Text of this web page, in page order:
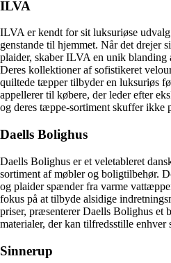
ILVA
ILVA er kendt for sit luksuriøse
genstande til hjemmet. Når det drejer
plaider, skaber ILVA en unik blanding
Deres kollektioner af sofistikeret
quiltede tæpper tilbyder en luksuriøs
appellerer til købere, der leder efter
og deres tæppe-sortiment skuffer ikke
Daells Bolighus
Daells Bolighus er et veletableret
sortiment af møbler og boligtilbehør.
og plaider spænder fra varme
fokus på at tilbyde alsidige
priser, præsenterer Daells Bolighus et
materialer, der kan tilfredsstille enhver
Sinnerup